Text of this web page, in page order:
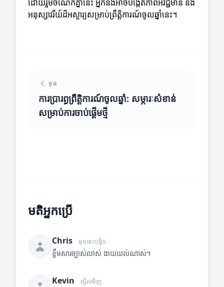
ដោយរួមចំណែកគ្នានេះ អ្នកនឹងអាចបង្កើតភាពអវិជ្ជមាន និង
អនុស្សាវរីយ៍ដ៏អស្ចារ្យសម្រាប់ព្រឹត្តិការណ៍ចូលឆ្នាំនេះ។
មុន
ការប្រារព្ធព្រឹត្តិការណ៍ចូលឆ្នាំ: សម្ភារៈសំខាន់
សម្រាប់ការចាប់ផ្តើមថ្មី
មតិអ្នកប្រើ
Chris មុននេះបន្តិច
ខ្លឹមសារច្បាស់លាស់ ងាយយល់ណាស់។
Kevin ម្សិលមិញ